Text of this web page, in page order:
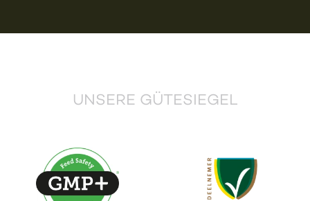
UNSERE GÜTESIEGEL